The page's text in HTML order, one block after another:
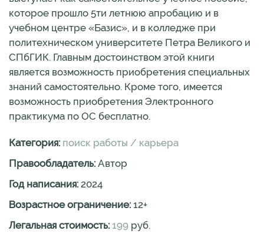
которое прошло 5ти летнюю апробацию и в
учебном центре «Базис», и в колледже при
политехническом университете Петра Великого и
СПбГИК. Главным достоинством этой книги
является возможность приобретения специальных
знаний самостоятельно. Кроме того, имеется
возможность приобретения Электронного
практикума по ОС бесплатно.
Категория: поиск работы / карьера
Правообладатель: Автор
Год написания: 2024
Возрастное ограничение: 12+
Легальная стоимость: 199 руб.